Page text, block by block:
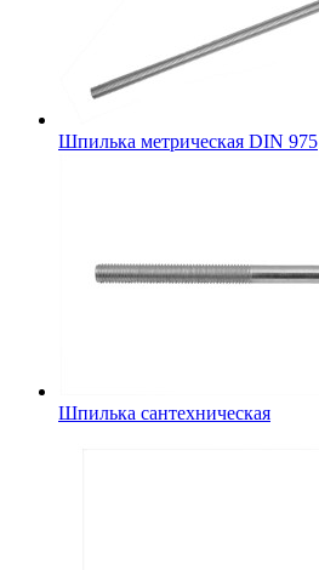
Шпилька метрическая DIN 975
Шпилька сантехническая